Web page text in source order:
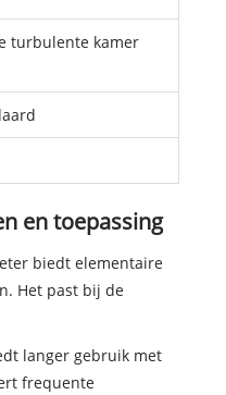
turbulente kamer
en toepassing
biedt elementaire
Het past bij de
langer gebruik met
frequente